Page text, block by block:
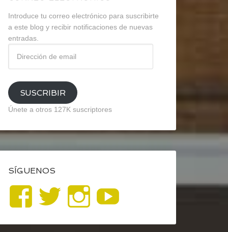
Introduce tu correo electrónico para suscribirte
a este blog y recibir notificaciones de nuevas
entradas.
email
SUSCRIBIR
Únete a otros 127K suscriptores
SÍGUENOS
Ver
perfil
Ver
perfil
Ver
perfil